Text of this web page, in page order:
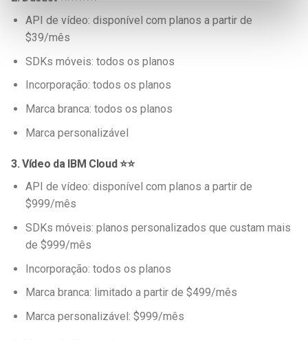
API de vídeo: disponível com planos a partir de
$39/mês
SDKs móveis: todos os planos
Incorporação: todos os planos
Marca branca: todos os planos
Marca personalizável
3. Vídeo da IBM Cloud ⭐⭐
API de vídeo: disponível com planos a partir de
$999/mês
SDKs móveis: planos personalizados que custam mais
de $999/mês
Incorporação: todos os planos
Marca branca: limitado a partir de $499/mês
Marca personalizável: $999/mês